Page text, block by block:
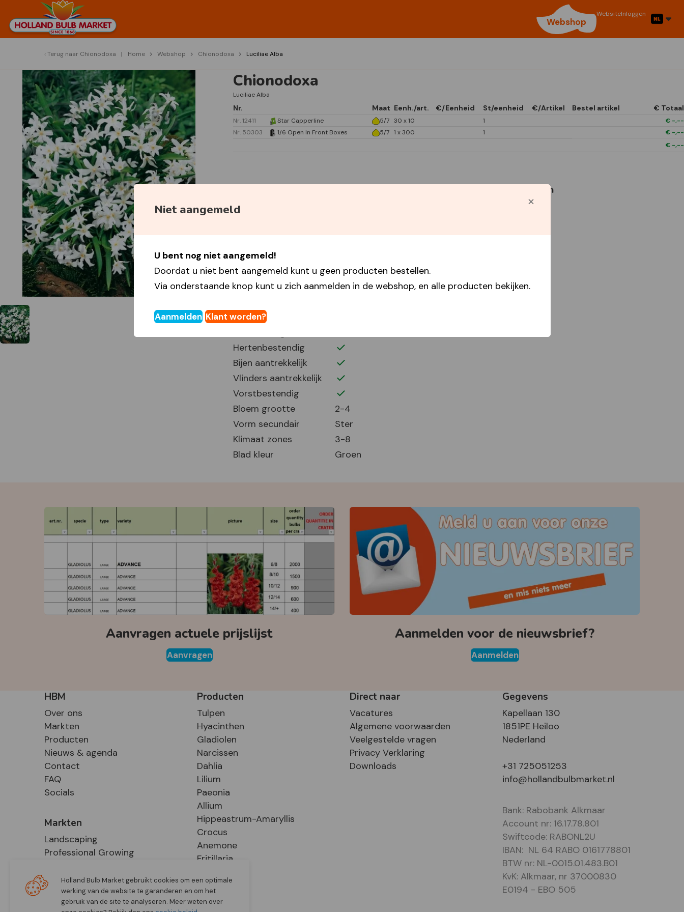
Webshop
WebsiteInloggen
Niet aangemeld
U bent nog niet aangemeld!
Doordat u niet bent aangemeld kunt u geen producten bestellen.
Via onderstaande knop kunt u zich aanmelden in de webshop, en alle producten bekijken.
Aanmelden Klant worden?
Terug naar Chionodoxa Home Webshop Chionodoxa Luciliae Alba
Chionodoxa
Luciliae Alba
Nr. Maat Eenh./art. €/Eenheid St/eenheid €/Artikel Bestel artikel € Totaal
Nr. 12411 Star Capperline 5/7 30 x 10 1 € -,--
Nr. 50303
1/6 Open In Front Boxes 5/7 1 x 300 1 € -,--
€ -,--
Primaire kleur
Plant periode
Bloei periode
3-5
Bloemhoogte
10
Half zonnig
Hertenbestendig
Bijen aantrekkelijk
Vlinders aantrekkelijk
Vorstbestendig
Bloem grootte
2-4
Vorm secundair
Ster
Klimaat zones
3-8
Blad kleur
Groen
Gebruikte symbolen
Aanvragen actuele prijslijst
Aanvragen
Aanmelden voor de nieuwsbrief?
Aanmelden
HBM
Over ons
Markten
Producten
Nieuws & agenda
Contact
FAQ
Socials
Markten
Landscaping
Professional Growing
Retail
Producten
Tulpen
Hyacinthen
Gladiolen
Narcissen
Dahlia
Lilium
Paeonia
Allium
Hippeastrum-Amaryllis
Crocus
Anemone
Fritillaria
Direct naar
Vacatures
Algemene voorwaarden
Veelgestelde vragen
Privacy Verklaring
Downloads
Gegevens
Kapellaan 130
1851PE Heiloo
Nederland
+31 725051253
info@hollandbulbmarket.nl
Bank: Rabobank Alkmaar
Account nr: 16.17.78.801
Swiftcode: RABONL2U
IBAN: NL 64 RABO 0161778801
BTW nr: NL-0015.01.483.B01
KvK: Alkmaar, nr 37000830
E0194 - EBO 505
Holland Bulb Market gebruikt cookies om een optimale
werking van de website te garanderen en om het
gebruik van de site te analyseren. Meer weten over